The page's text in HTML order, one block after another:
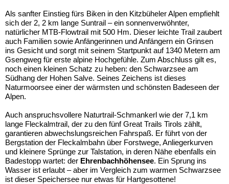
Als sanfter Einstieg fürs Biken in den Kitzbüheler Alpen empfiehlt
sich der 2, 2 km lange Suntrail – ein sonnenverwöhnter,
natürlicher MTB-Flowtrail mit 500 Hm. Dieser leichte Trail zaubert
auch Familien sowie Anfängerinnen und Anfängern ein Grinsen
ins Gesicht und sorgt mit seinem Startpunkt auf 1340 Metern am
Gsengweg für erste alpine Hochgefühle. Zum Abschluss gilt es,
noch einen kleinen Schatz zu heben: den Schwarzsee am
Südhang der Hohen Salve. Seines Zeichens ist dieses
Naturmoorsee einer der wärmsten und schönsten Badeseen der
Alpen.
Auch anspruchsvollere Naturtrail-Schmankerl wie der 7,1 km
lange Fleckalmtrail, der zu den fünf Great Trails Tirols zählt,
garantieren abwechslungsreichen Fahrspaß. Er führt von der
Bergstation der Fleckalmbahn über Forstwege, Anliegerkurven
und kleinere Sprünge zur Talstation, in deren Nähe ebenfalls ein
Badestopp wartet: der Ehrenbachhöhensee. Ein Sprung ins
Wasser ist erlaubt – aber im Vergleich zum warmen Schwarzsee
ist dieser Speichersee nur etwas für Hartgesottene!